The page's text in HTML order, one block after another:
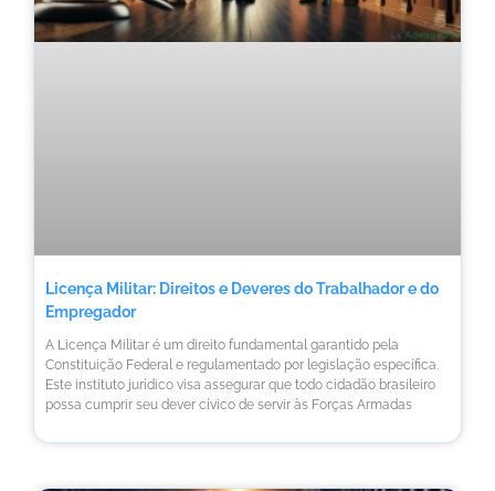
Licença Militar: Direitos e Deveres do Trabalhador e do
Empregador
A Licença Militar é um direito fundamental garantido pela
Constituição Federal e regulamentado por legislação específica.
Este instituto jurídico visa assegurar que todo cidadão brasileiro
possa cumprir seu dever cívico de servir às Forças Armadas